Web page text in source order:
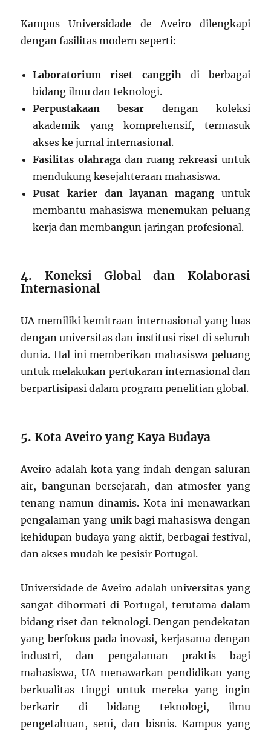
Kampus Universidade de Aveiro dilengkapi
dengan fasilitas modern seperti:
Laboratorium riset canggih di berbagai
bidang ilmu dan teknologi.
Perpustakaan besar dengan koleksi
akademik yang komprehensif, termasuk
akses ke jurnal internasional.
Fasilitas olahragadan ruang rekreasi untuk
mendukung kesejahteraan mahasiswa.
Pusat karier dan layanan maganguntuk
membantu mahasiswa menemukan peluang
kerja dan membangun jaringan profesional.
4. Koneksi Global dan Kolaborasi
Internasional
UA memiliki kemitraan internasional yang luas
dengan universitas dan institusi riset di seluruh
dunia. Hal ini memberikan mahasiswa peluang
untuk melakukan pertukaran internasional dan
berpartisipasi dalam program penelitian global.
5. Kota Aveiro yang Kaya Budaya
Aveiro adalah kota yang indah dengan saluran
air, bangunan bersejarah, dan atmosfer yang
tenang namun dinamis. Kota ini menawarkan
pengalaman yang unik bagi mahasiswa dengan
kehidupan budaya yang aktif, berbagai festival,
dan akses mudah ke pesisir Portugal.
Universidade de Aveiro adalah universitas yang
sangat dihormati di Portugal, terutama dalam
bidang riset dan teknologi. Dengan pendekatan
yang berfokus pada inovasi, kerjasama dengan
industri, dan pengalaman praktis bagi
mahasiswa, UA menawarkan pendidikan yang
berkualitas tinggi untuk mereka yang ingin
berkarir di bidang teknologi, ilmu
pengetahuan, seni, dan bisnis. Kampus yang